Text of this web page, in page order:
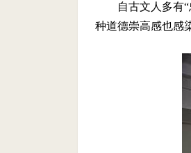
自古文人多有
种道德崇高感也感